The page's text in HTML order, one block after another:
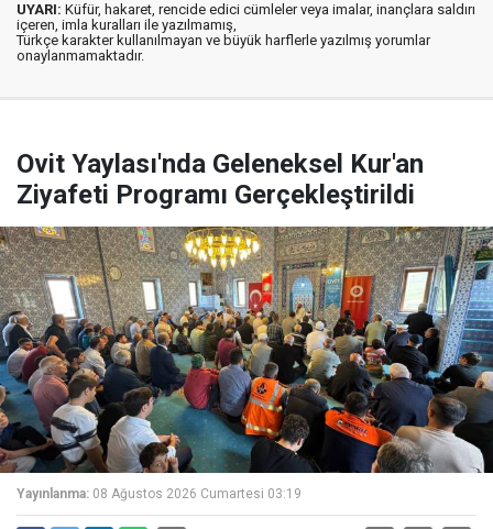
UYARI: Küfür, hakaret, rencide edici cümleler veya imalar, inançlara saldırı
içeren, imla kuralları ile yazılmamış,
Türkçe karakter kullanılmayan ve büyük harflerle yazılmış yorumlar
onaylanmamaktadır.
Ovit Yaylası'nda Geleneksel Kur'an
Ziyafeti Programı Gerçekleştirildi
Yayınlanma: 08 Ağustos 2026 Cumartesi 03:19